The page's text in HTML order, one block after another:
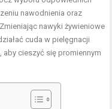
nawodnienia oraz
nawyki żywieniowe
cuda w pielęgnacji
aby cieszyć się promiennym